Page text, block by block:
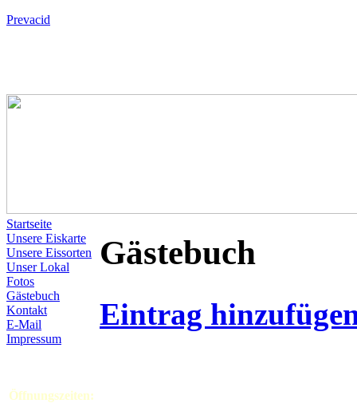
Prevacid
Startseite
Unsere Eiskarte
Unsere Eissorten
Unser Lokal
Fotos
Gästebuch
Kontakt
E-Mail
Impressum
Öffnungszeiten:
Gästebuch
Eintrag